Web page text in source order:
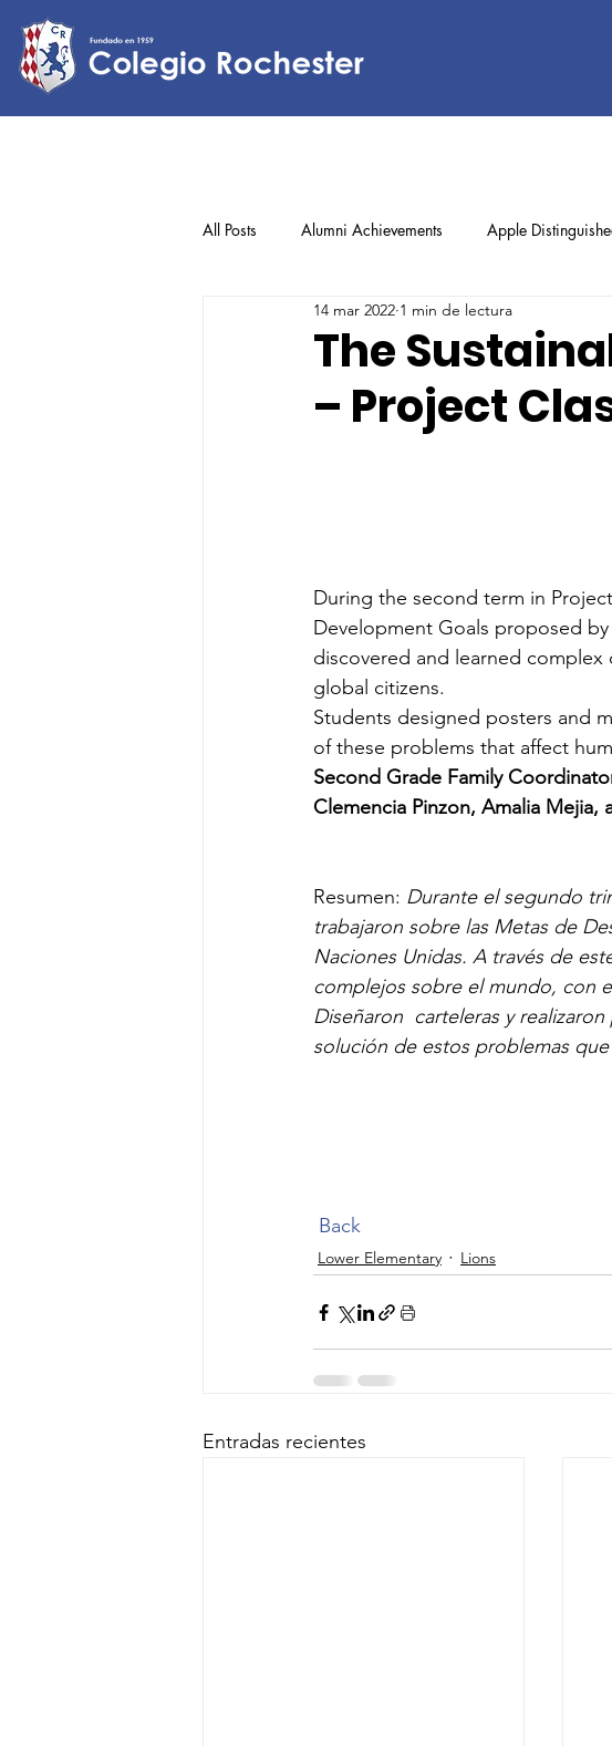
All Posts Alumni Achievements Apple
Lower Elementary Middle School
Upper Elementary
The
– Project
14 mar 2022 1 min de lectura
During the second term in
Development Goals proposed
discovered and learned
global citizens.
Students designed posters and
of these problems that affect
Second Grade Family
Clemencia Pinzon, Amalia Mejia,
Resumen: Durante el segundo
trabajaron sobre las Metas de
Naciones Unidas. A través de
complejos sobre el mundo, con
Diseñaron  carteleras y
solución de estos problemas
Back
Lower Elementary Lions
Entradas recientes